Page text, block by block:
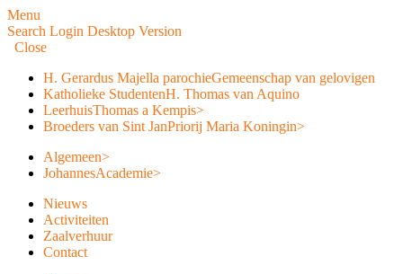
Menu
Search Login Desktop Version
Close
H. Gerardus Majella parochieGemeenschap van gelovigen
Katholieke StudentenH. Thomas van Aquino
LeerhuisThomas a Kempis>
Broeders van Sint JanPriorij Maria Koningin>
Algemeen>
JohannesAcademie>
Nieuws
Activiteiten
Zaalverhuur
Contact